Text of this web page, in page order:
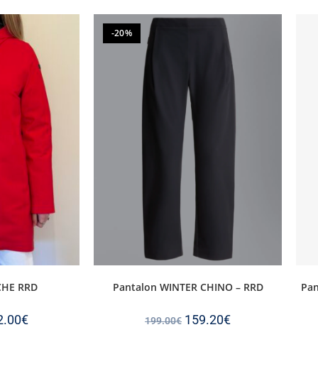
RRD
€
-20%
Pantalon WINTER CHINO – RRD
199.00€ 159.20€